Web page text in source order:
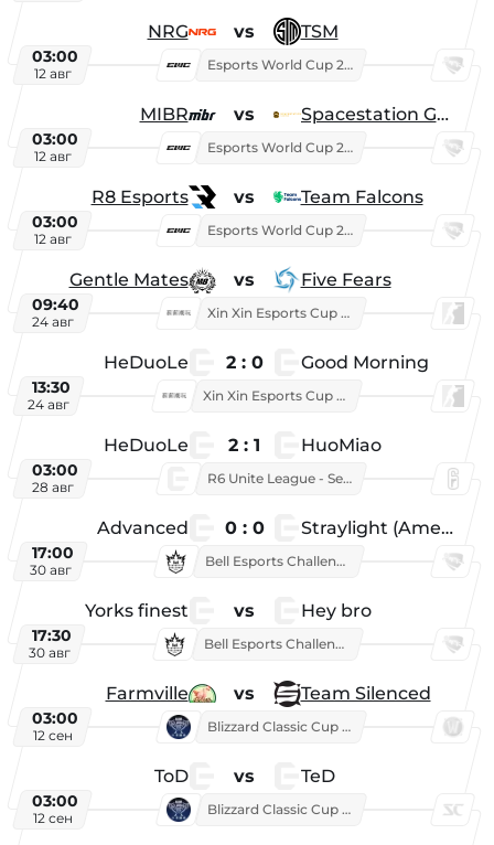
NRG vs TSM
03:00
12 авг
Esports World Cup 2026
MIBR vs Spacestation Gaming
03:00
12 авг
Esports World Cup 2026
R8 Esports vs Team Falcons
03:00
12 авг
Esports World Cup 2026
Gentle Mates vs Five Fears
09:40
24 авг
Xin Xin Esports Cup 2025
HeDuoLe 2 : 0 Good Morning
13:30
24 авг
Xin Xin Esports Cup 2026
HeDuoLe 2 : 1 HuoMiao
03:00
28 авг
R6 Unite League - Season 1
Advanced 0 : 0 Straylight (American team)
17:00
30 авг
Bell Esports Challenge 2026
Yorks finest vs Hey bro
17:30
30 авг
Bell Esports Challenge 2026
Farmville vs Team Silenced
03:00
12 сен
Blizzard Classic Cup 2026
ToD vs TeD
03:00
12 сен
Blizzard Classic Cup 2026